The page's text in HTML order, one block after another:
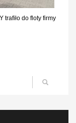
trafiło do floty firmy